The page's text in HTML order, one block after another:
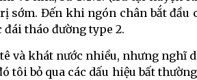
Đến khi ngón chân bắt đầu
tháo đường type 2.
và khát nước nhiều, nhưng nghĩ
tôi bỏ qua các dấu hiệu bất